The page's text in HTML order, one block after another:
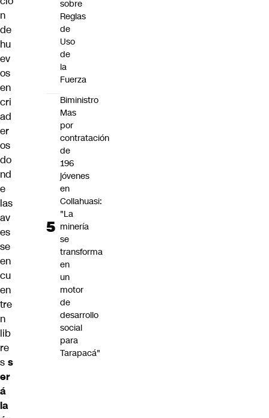
n
de
hu
ev
os
en
cri
ad
er
os
do
nd
e
las
av
es
se
en
cu
en
tre
n
lib
re
s s
er
á
la
sobre
Reglas
de
Uso
de
la
Fuerza
Biministro
Mas
por
contratación
de
196
jóvenes
en
Collahuasi:
"La
minería
se
transforma
en
un
motor
de
desarrollo
social
para
Tarapacá"